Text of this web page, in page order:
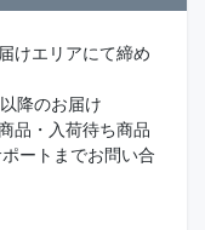
けエリアにて締め
降のお届け
品・入荷待ち商品
ートまでお問い合